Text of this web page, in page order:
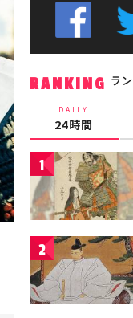
RANKING ラ
DAILY
24時間
1
2